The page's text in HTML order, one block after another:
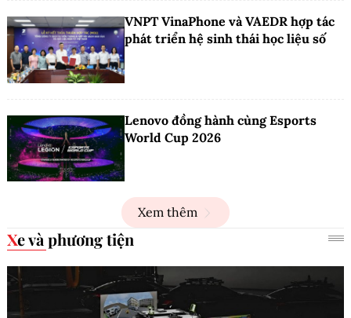
VNPT VinaPhone và VAEDR hợp tác
phát triển hệ sinh thái học liệu số
Lenovo đồng hành cùng Esports
World Cup 2026
Xem thêm
Xe và phương tiện